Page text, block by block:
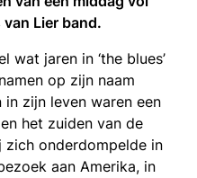
Lier band.
wat jaren in ‘the blues’
op zijn naam
in zijn leven waren een
het zuiden van de
zich onderdompelde in
aan Amerika, in